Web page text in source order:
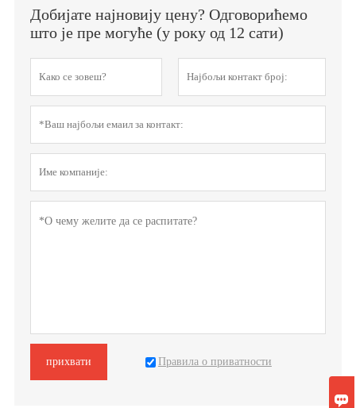
Добијате најновију цену? Одговорићемо
што је пре могуће (у року од 12 сати)
прихвати Правила о приватности
